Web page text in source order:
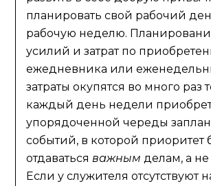
планировать свой рабочий
рабочую неделю.
усилий и затрат по
ежедневника или
затраты окупятся во много раз
каждый день недели
упорядоченной череды
событий, в которой приоритет
отдаватьсяважным делам, а
Если у служителя отсутствуют